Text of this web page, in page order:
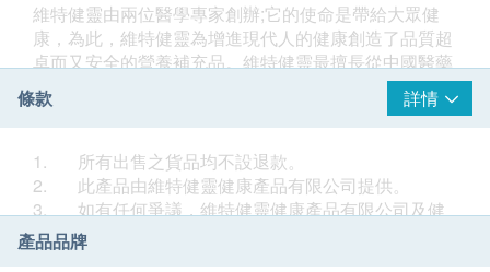
維特健靈由兩位醫學專家創辦;它的使命是帶給大眾健
康，為此，維特健靈為增進現代人的健康創造了品質超
卓而又安全的營養補充品。維特健靈最擅長從中國醫藥
學五千多年的傳統寶庫，利用最嚴謹的西方醫學標準，
配合現代尖端科技，研製出品質優良、安全可靠的現代
中藥，讓現代都市人從根本改善健康。維特健靈亦從由
美國入口一系列優質維他命及健康補充劑「醫之選維他
命系列」提供西方營養補充品給亞洲的顧客。維特健靈
以多元化、中西合璧的產品，全面照顧男女老幼的不同
需要，為您和您的家人締造健康美滿的生活。
條款 詳情
1. 所有出售之貨品均不設退款。
2. 此產品由維特健靈健康產品有限公司提供。
3. 如有任何爭議，維特健靈健康產品有限公司及健
康網購health.ESDlife保留最終決議權。
產品品牌